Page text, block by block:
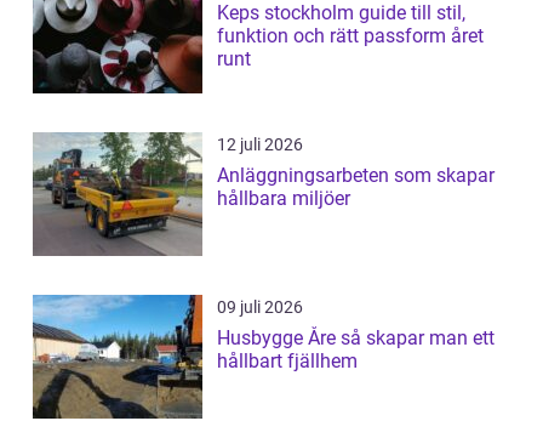
Keps stockholm guide till stil,
funktion och rätt passform året
runt
12 juli 2026
Anläggningsarbeten som skapar
hållbara miljöer
09 juli 2026
Husbygge Åre så skapar man ett
hållbart fjällhem